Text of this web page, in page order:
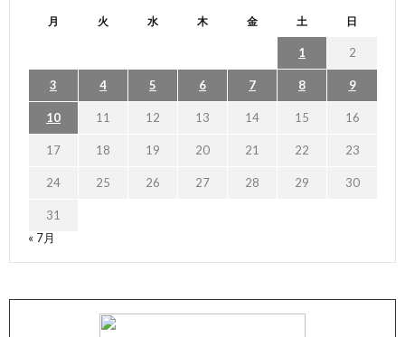
月 火 水 木 金 土 日
1 2
3 4 5 6 7 8 9
10 11 12 13 14 15 16
17 18 19 20 21 22 23
24 25 26 27 28 29 30
31
« 7月